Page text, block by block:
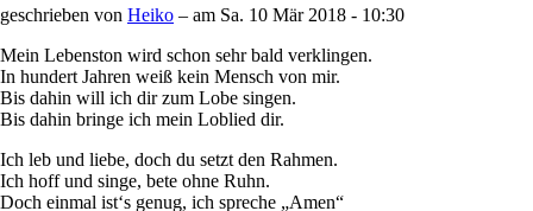
geschrieben von Heiko – am Sa. 10 Mär 2018 - 10:30
Mein Lebenston wird schon sehr bald verklingen.
In hundert Jahren weiß kein Mensch von mir.
Bis dahin will ich dir zum Lobe singen.
Bis dahin bringe ich mein Loblied dir.
Ich leb und liebe, doch du setzt den Rahmen.
Ich hoff und singe, bete ohne Ruhn.
Doch einmal ist‘s genug, ich spreche „Amen“